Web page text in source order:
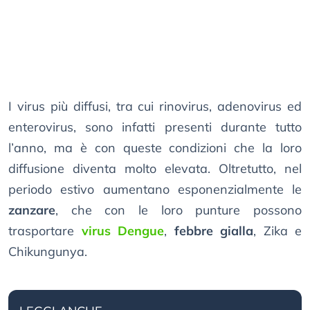
I virus più diffusi, tra cui rinovirus, adenovirus ed
enterovirus, sono infatti presenti durante tutto
l’anno, ma è con queste condizioni che la loro
diffusione diventa molto elevata. Oltretutto, nel
periodo estivo aumentano esponenzialmente le
zanzare, che con le loro punture possono
trasportare virus Dengue, febbre gialla, Zika e
Chikungunya.